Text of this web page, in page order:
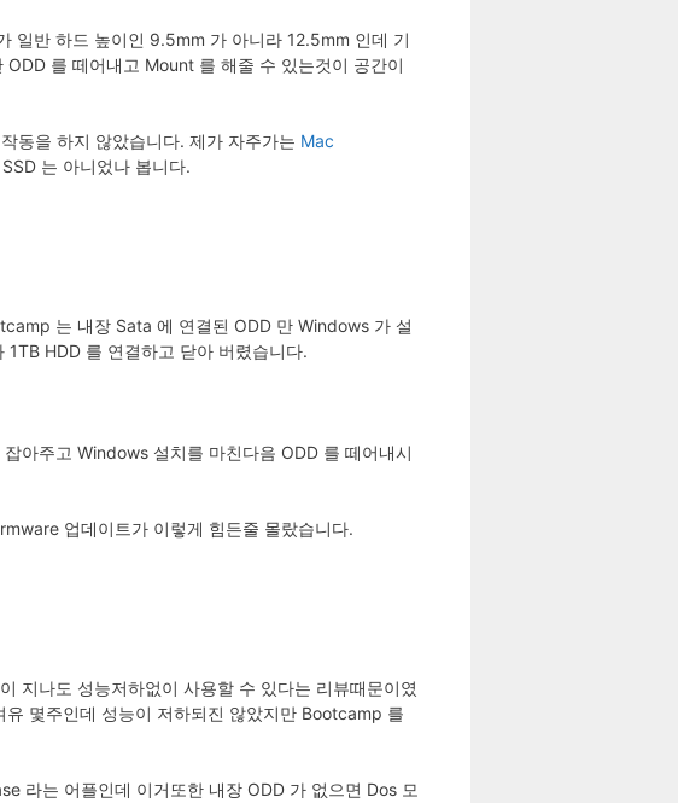
일반 하드 높이인 9.5mm 가 아니라 12.5mm 인데 기
를 떼어내고 Mount 를 해줄 수 있는것이 공간이
동을 하지 않았습니다. 제가 자주가는 Mac
는 아니었나 봅니다.
는 내장 Sata 에 연결된 ODD 만 Windows 가 설
HDD 를 연결하고 닫아 버렸습니다.
아주고 Windows 설치를 마친다음 ODD 를 떼어내시
업데이트가 이렇게 힘든줄 몰랐습니다.
지나도 성능저하없이 사용할 수 있다는 리뷰때문이였
몇주인데 성능이 저하되진 않았지만 Bootcamp 를
라는 어플인데 이거또한 내장 ODD 가 없으면 Dos 모